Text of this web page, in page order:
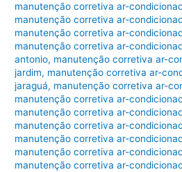
manutenção corretiva ar-
manutenção corretiva ar-
manutenção corretiva ar-
manutenção corretiva ar-
antonio, manutenção corretiva ar-
jardim, manutenção corretiva ar-
jaraguá, manutenção corretiva ar-
manutenção corretiva ar-
manutenção corretiva ar-
manutenção corretiva ar-
manutenção corretiva ar-
manutenção corretiva ar-
manutenção corretiva ar-